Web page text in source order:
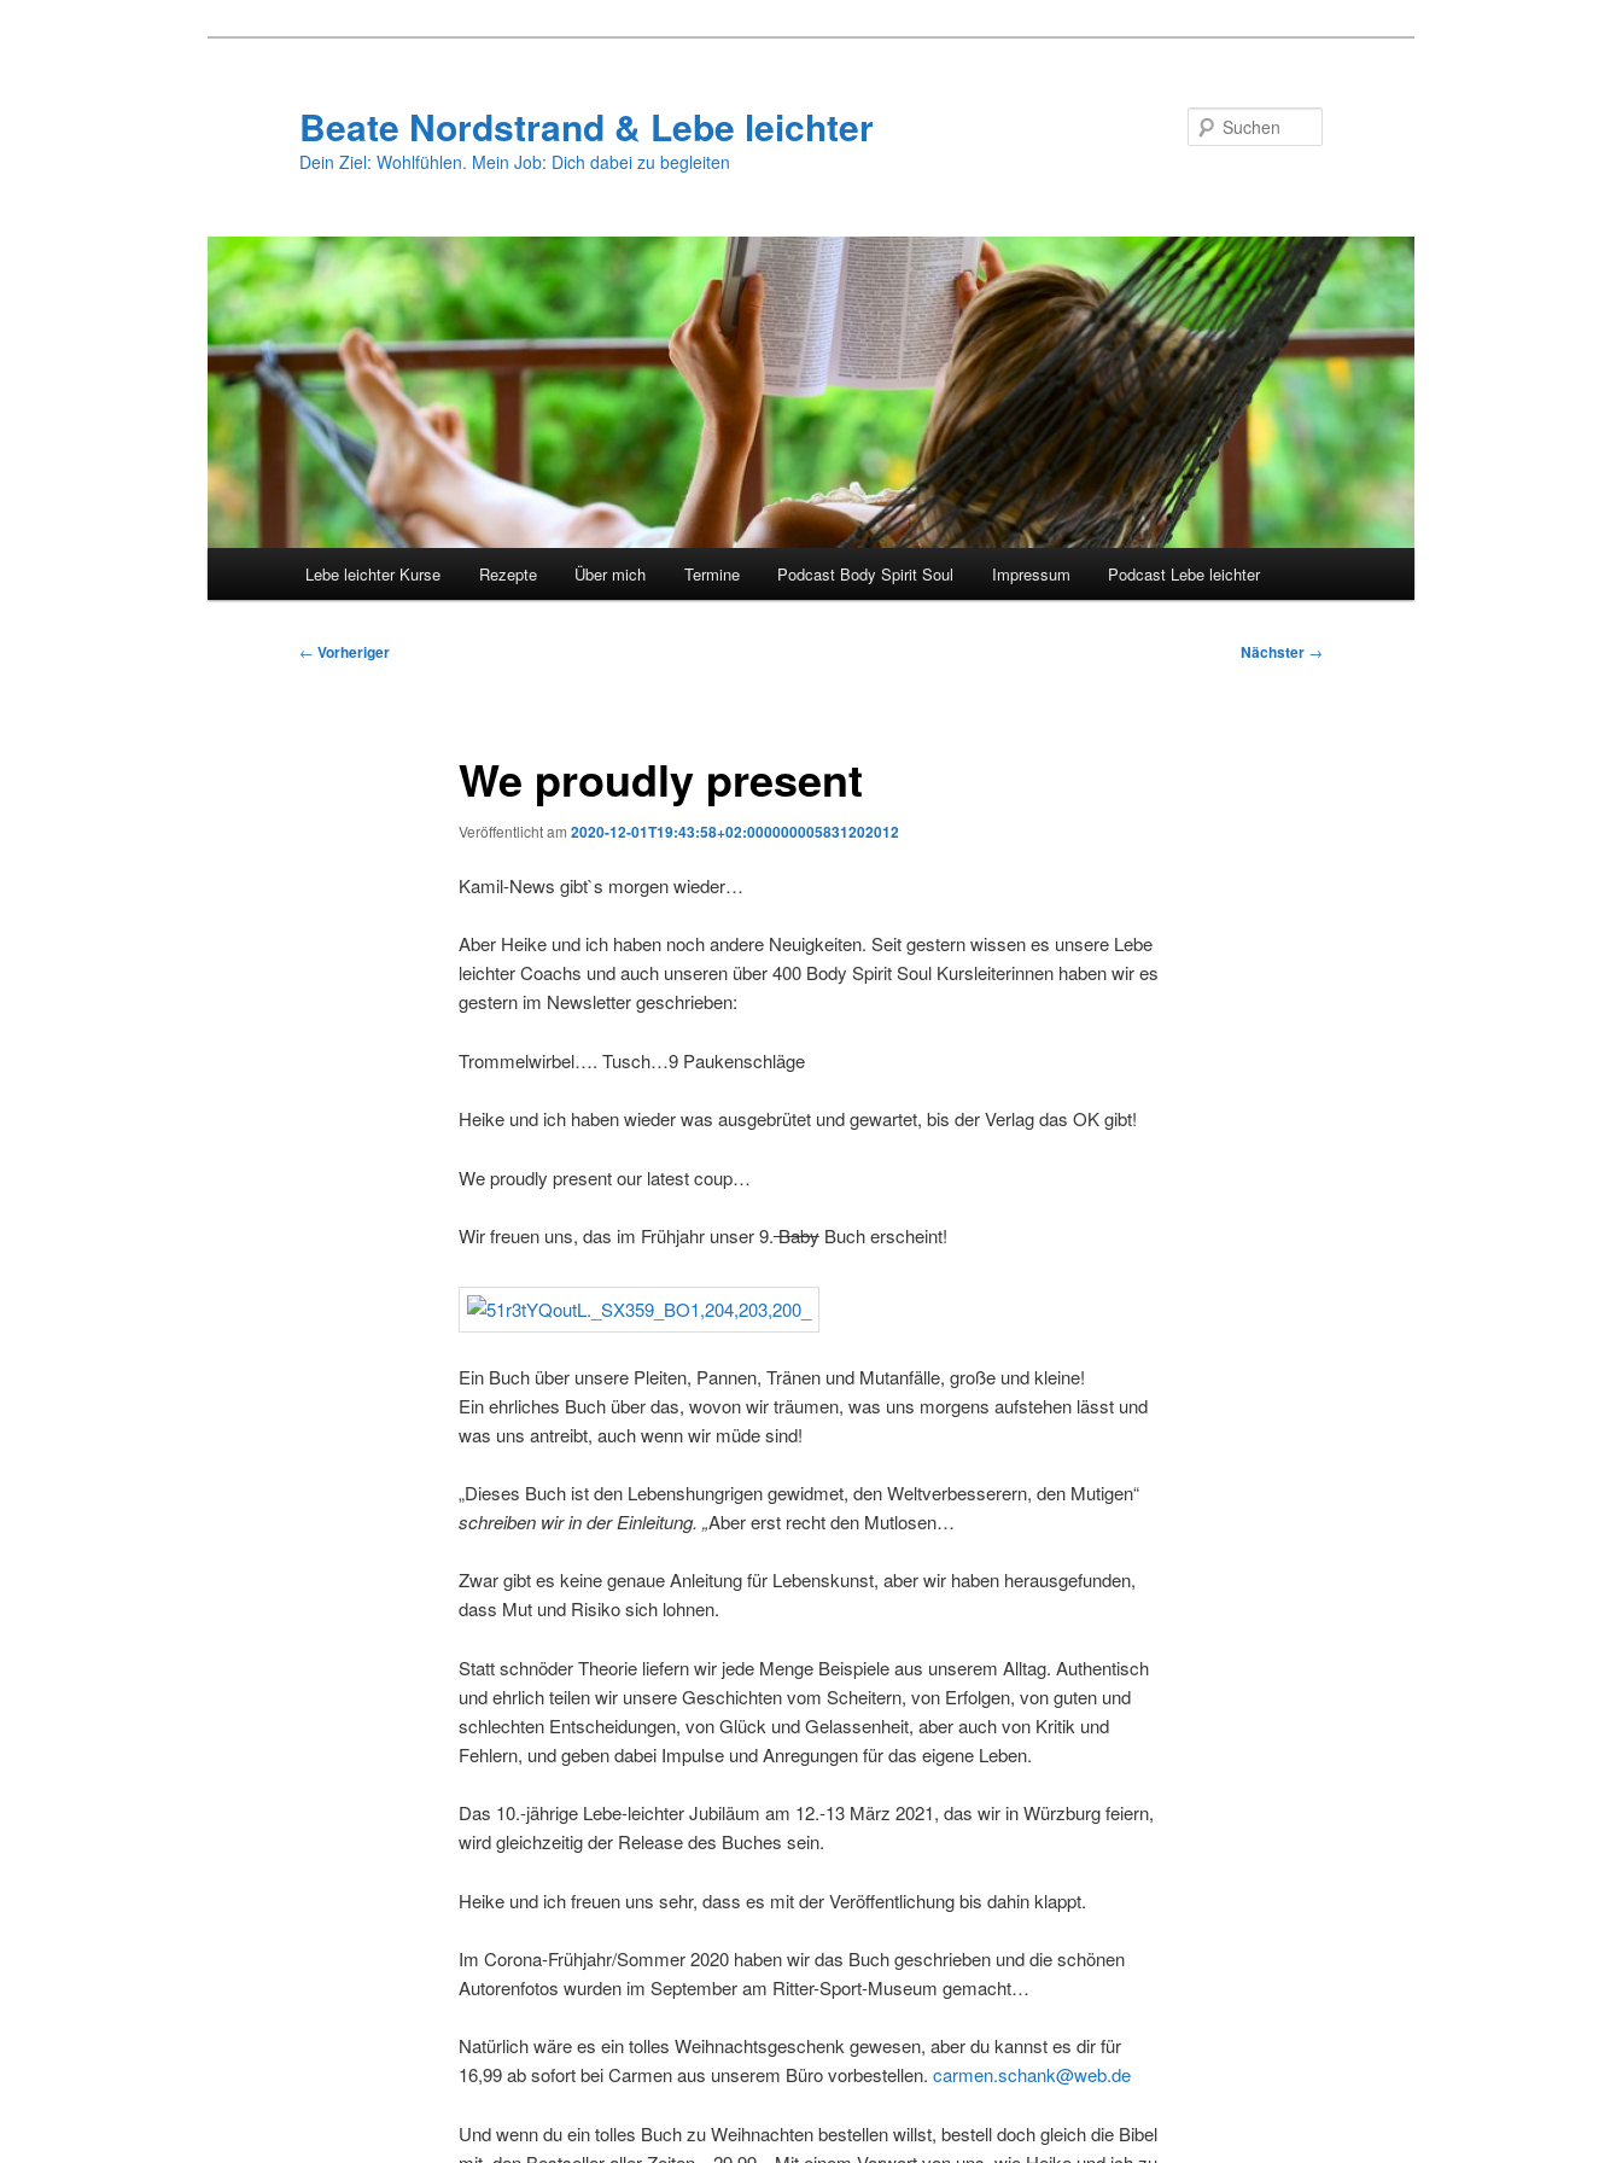
Beate Nordstrand & Lebe leichter
Dein Ziel: Wohlfühlen. Mein Job: Dich dabei zu begleiten
Lebe leichter Kurse Rezepte Über mich Termine Podcast Body Spirit Soul Impressum Podcast Lebe leichter
Beitragsnavigation
← Vorheriger Nächster →
We proudly present
Veröffentlicht am 2020-12-01T19:43:58+02:000000005831202012
Kamil-News gibt`s morgen wieder…
Aber Heike und ich haben noch andere Neuigkeiten. Seit gestern wissen es unsere Lebe
leichter Coachs und auch unseren über 400 Body Spirit Soul Kursleiterinnen haben wir es
gestern im Newsletter geschrieben:
Trommelwirbel…. Tusch…9 Paukenschläge
Heike und ich haben wieder was ausgebrütet und gewartet, bis der Verlag das OK gibt!
We proudly present our latest coup…
Wir freuen uns, das im Frühjahr unser 9.BabyBuch erscheint!
Ein Buch über unsere Pleiten, Pannen, Tränen und Mutanfälle, große und kleine!
Ein ehrliches Buch über das, wovon wir träumen, was uns morgens aufstehen lässt und
was uns antreibt, auch wenn wir müde sind!
„Dieses Buch ist den Lebenshungrigen gewidmet, den Weltverbesserern, den Mutigen“
schreiben wir in der Einleitung. „Aber erst recht den Mutlosen…
Zwar gibt es keine genaue Anleitung für Lebenskunst, aber wir haben herausgefunden,
dass Mut und Risiko sich lohnen.
Statt schnöder Theorie liefern wir jede Menge Beispiele aus unserem Alltag. Authentisch
und ehrlich teilen wir unsere Geschichten vom Scheitern, von Erfolgen, von guten und
schlechten Entscheidungen, von Glück und Gelassenheit, aber auch von Kritik und
Fehlern, und geben dabei Impulse und Anregungen für das eigene Leben.
Das 10.-jährige Lebe-leichter Jubiläum am 12.-13 März 2021, das wir in Würzburg feiern,
wird gleichzeitig der Release des Buches sein.
Heike und ich freuen uns sehr, dass es mit der Veröffentlichung bis dahin klappt.
Im Corona-Frühjahr/Sommer 2020 haben wir das Buch geschrieben und die schönen
Autorenfotos wurden im September am Ritter-Sport-Museum gemacht…
Natürlich wäre es ein tolles Weihnachtsgeschenk gewesen, aber du kannst es dir für
16,99 ab sofort bei Carmen aus unserem Büro vorbestellen. carmen.schank@web.de
Und wenn du ein tolles Buch zu Weihnachten bestellen willst, bestell doch gleich die Bibel